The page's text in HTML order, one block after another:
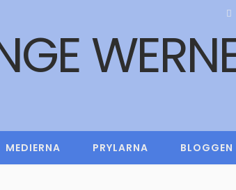
a
c
o
MEDIERNA PRYLARNA BLOGGEN